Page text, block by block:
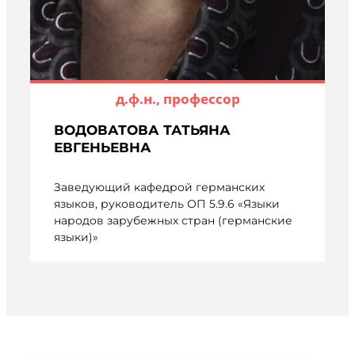
д.ф.н., профессор
ВОДОВАТОВА ТАТЬЯНА
ЕВГЕНЬЕВНА
Заведующий кафедрой германских
языков, руководитель ОП 5.9.6 «Языки
народов зарубежных стран (германские
языки)»